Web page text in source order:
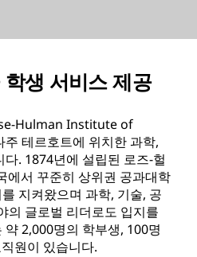
생 서비스 제공
Hulman Institute of
테르호트에 위치한 과학,
. 1874년에 설립된 로즈-헐
에서 꾸준히 상위권 공과대학
지켜왔으며 과학, 기술, 공
의 글로벌 리더로도 입지를
2,000명의 학부생, 100명
원이 있습니다.